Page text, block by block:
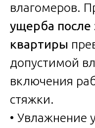
влагомеров.
ущерба после
квартиры
допустимой
включения
стяжки.
• Увлажнение